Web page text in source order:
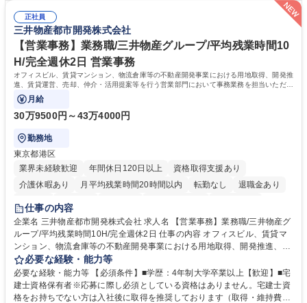
善・イベント企画/運営・非常時の対応 など、本人の希望や適性によって
幅広い業務の体得が可能で、多様なキャリアパスを描くことも可能です。
募集職種 【総務】未経験歓迎◎/リモート可/世界で唯一の事業/福利厚生◎/
再雇用有
様々な立場で物事を考えられる・定型業務だけでなく突発的な出来事にも
対処できる・新しいことに興味関心がある 【魅力】■自己啓発支援：資格
取得や通信教育など費用の80%（年間25万円まで）を補助 ■住宅手当：家
賃の50%（月額7万円まで）を補助 学歴・資格 学歴：大学院 大学 語学
力： 資格：
正社員
三井物産都市開発株式会社
【営業事務】業務職/三井物産グループ/平均残業時間10
H/完全週休2日 営業事務
オフィスビル、賃貸マンション、物流倉庫等の不動産開発事業における用地取得、開発推
進、賃貸運営、売却、仲介・活用提案等を行う営業部門において事務業務を担当いただき
ます。
月給
30万9500円～43万4000円
勤務地
東京都港区
業界未経験歓迎
年間休日120日以上
資格取得支援あり
介護休暇あり
月平均残業時間20時間以内 転勤なし
退職金あり
在宅OK
賞与あり
駅近5分以内
土日祝休み 寮・社宅あり
仕事の内容
企業名 三井物産都市開発株式会社 求人名 【営業事務】業務職/三井物産グ
ループ/平均残業時間10H/完全週休2日 仕事の内容 オフィスビル、賃貸マ
ンション、物流倉庫等の不動産開発事業における用地取得、開発推進、賃
貸運営、売却、仲介・活用提案等を行う営業部門において事務業務を担当
いただきます。 【詳細】・契約書管理、契約書製本、捺印対応、ファイリ
ング、登記簿取得、調書取得・支払業務（各種費用支払、支払管理、請
求・支払データ登録、取引先マスター申請対応）・予算作成及び予実管
必要な経験・能力等
必要な経験・能力等 【必須条件】■学歴：4年制大学卒業以上【歓迎】■宅
建士資格保有者※応募に際し必須としている資格はありません。宅建士資
格をお持ちでない方は入社後に取得を推奨しております（取得・維持費用